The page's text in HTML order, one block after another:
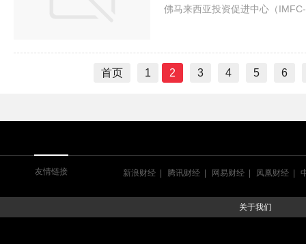
佛马来西亚投资促进中心（
促进、金融服务激励措施及跨境
首页 1 2 3 4 5 6
友情链接 新浪财经 腾讯财经 网易财经 凤凰财经
关于我们